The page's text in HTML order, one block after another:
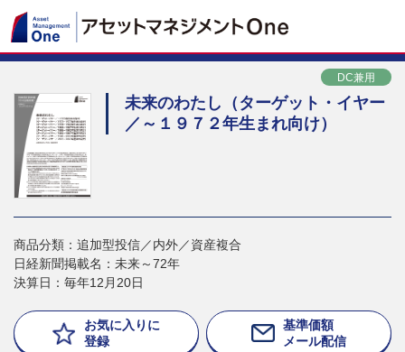
DC兼用
未来のわたし（ターゲット・イヤー
／～１９７２年生まれ向け）
商品分類：追加型投信／内外／資産複合
日経新聞掲載名：未来～72年
決算日：毎年12月20日
お気に入りに
登録
基準価額
メール配信